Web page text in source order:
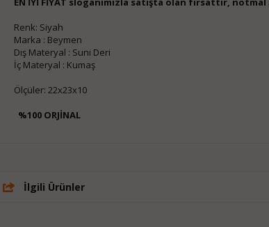
Renk: Siyah
Marka : Beymen
Dış Materyal : Suni Deri
İç Materyal : Kumaş
Ölçüler: 22x23x10
%100 ORJİNAL
İlgili Ürünler